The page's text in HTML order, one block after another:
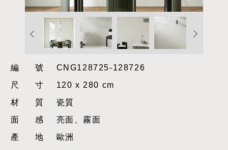
編號CNG128725-128726
尺寸120 x 280 cm
材質瓷質
面感亮面、霧面
產地歐洲